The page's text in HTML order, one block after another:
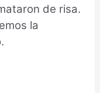
de risa.
la